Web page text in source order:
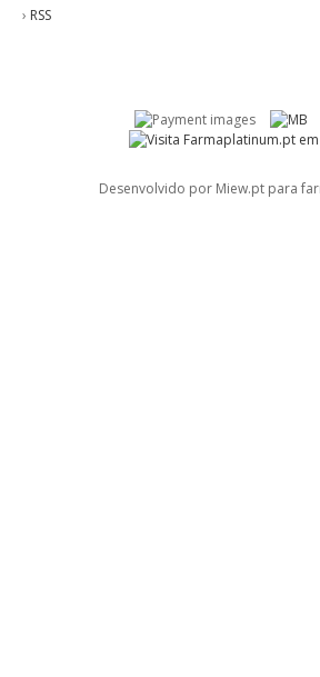
› RSS
Desenvolvido por Miew.pt para